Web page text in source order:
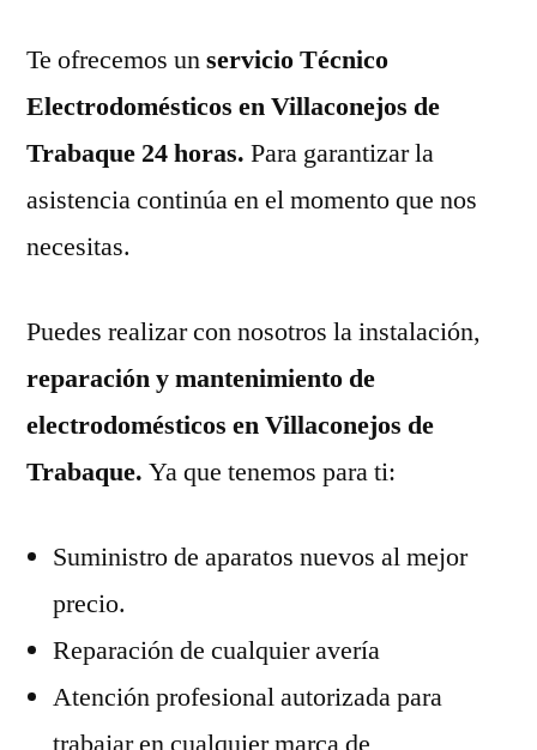
Te ofrecemos unservicio Técnico
Electrodomésticos en Villaconejos de
Trabaque 24 horas. Para garantizar la
asistencia continúa en el momento que nos
necesitas.
Puedes realizar con nosotros la instalación,
reparación y mantenimiento de
electrodomésticos en Villaconejos de
Trabaque. Ya que tenemos para ti:
Suministro de aparatos nuevos al mejor
precio.
Reparación de cualquier avería
Atención profesional autorizada para